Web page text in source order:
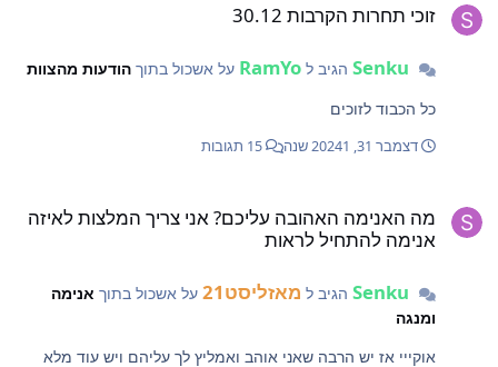
זוכי תחרות הקרבות 30.12
Senkuהגיב ל RamYo על אשכול בתוך הודעות מהצוות
כל הכבוד לזוכים
דצמבר 31, 2024 1 שנה
מה האנימה האהובה עליכם? אני צריך המלצות לאיזה
אנימה להתחיל לראות
Senkuהגיב ל מאזליסט21 על אשכול בתוך אנימה
ומנגה
אוקייי אז יש הרבה שאני אוהב ואמליץ לך עליהם ויש עוד מלא